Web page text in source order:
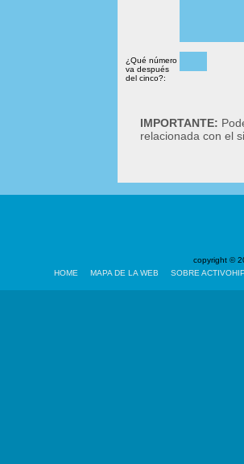
¿Qué número
va después
del cinco?:
IMPORTANTE:
relacionada con el
copyright ©
HOME
MAPA DE LA WEB SOBRE